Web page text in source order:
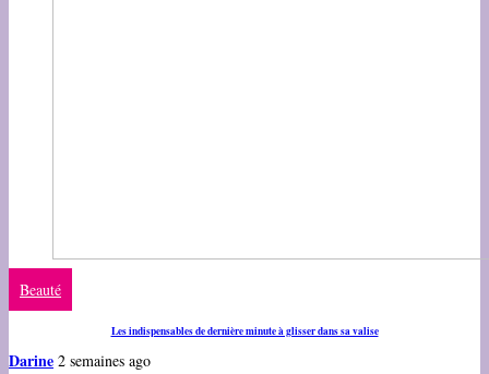
Beauté
Les indispensables de dernière minute à glisser dans sa valise
Darine 2 semaines ago